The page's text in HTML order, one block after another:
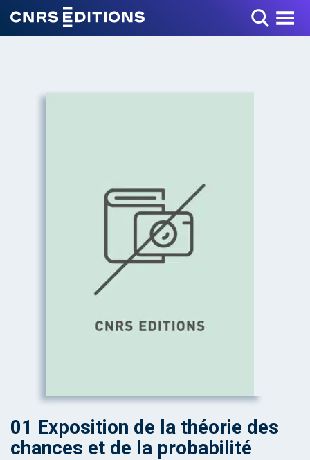
Toggle Menu
01 Exposition de la théorie des
chances et de la probabilité